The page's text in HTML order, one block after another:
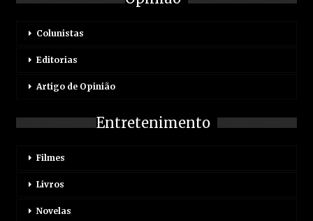
Colunistas
Editorias
Artigo de Opinião
Entretenimento
Filmes
Livros
Novelas